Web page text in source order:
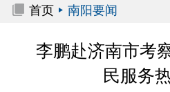
首页
南阳要闻
李鹏赴济南市考
民服务